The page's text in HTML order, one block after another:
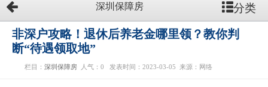
深圳保障房 分类
非深户攻略！退休后养老金哪里领？教你判
断“待遇领取地”
栏目： 深圳保障房 人气： 0 发表时间：2023-03-05 来源：网络